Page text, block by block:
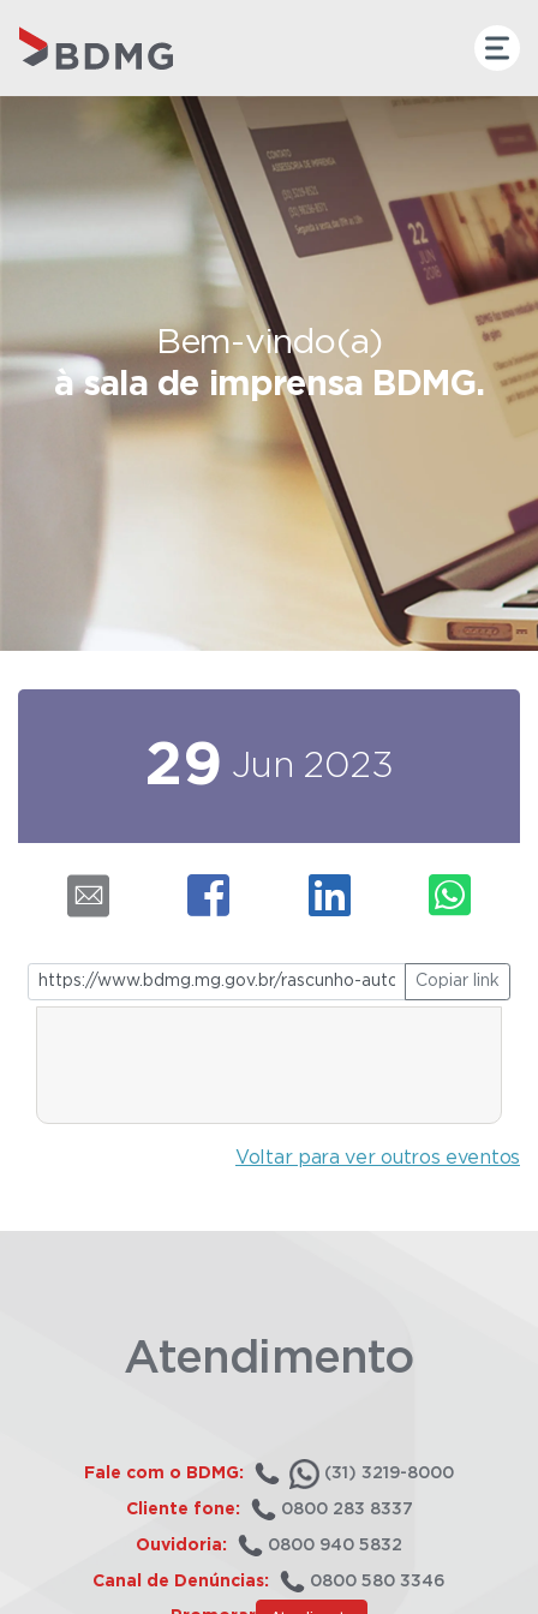
Bem-vindo(a)
à sala de imprensa BDMG.
29 Jun 2023
Copiar link
Voltar para ver outros eventos
Atendimento
Fale com o BDMG: (31) 3219-8000
Cliente fone: 0800 283 8337
Ouvidoria: 0800 940 5832
Canal de Denúncias: 0800 580 3346